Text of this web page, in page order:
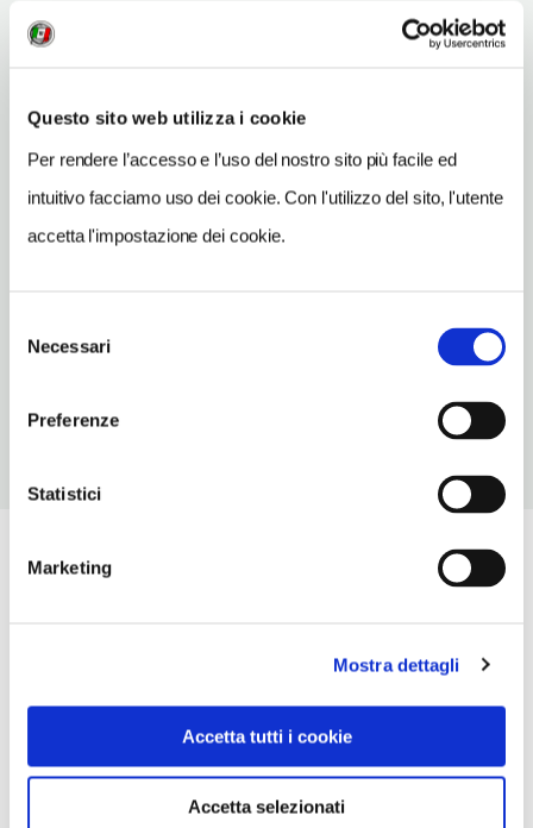
Questo sito web utilizza i cookie
Per rendere l’accesso e l’uso del nostro sito più facile ed
intuitivo facciamo uso dei cookie. Con l'utilizzo del sito, l'utente
accetta l'impostazione dei cookie.
delNecessari
Preferenze
Statistici
Marketing
Mostra dettagli
Accetta tutti i cookie
Accetta selezionati
INDIRIZZO EMAIL
TELEFONO
TIPO DI CUCINA
ORARI DI APERTURA